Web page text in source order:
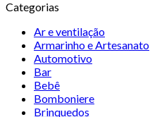
Categorias
Ar e ventilação
Armarinho e Artesanato
Automotivo
Bar
Bebê
Bomboniere
Brinquedos